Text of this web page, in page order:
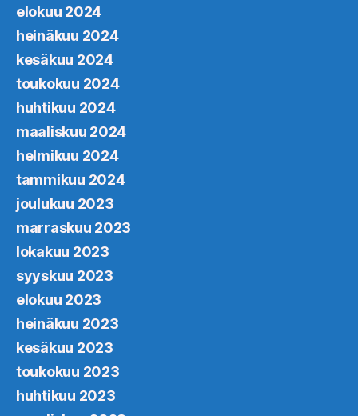
elokuu 2024
heinäkuu 2024
kesäkuu 2024
toukokuu 2024
huhtikuu 2024
maaliskuu 2024
helmikuu 2024
tammikuu 2024
joulukuu 2023
marraskuu 2023
lokakuu 2023
syyskuu 2023
elokuu 2023
heinäkuu 2023
kesäkuu 2023
toukokuu 2023
huhtikuu 2023